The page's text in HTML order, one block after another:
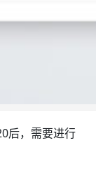
后，需要进行